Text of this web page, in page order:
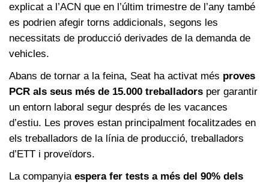
explicat a l’ACN que en l’últim trimestre de l’any també
es podrien afegir torns addicionals, segons les
necessitats de producció derivades de la demanda de
vehicles.
Abans de tornar a la feina, Seat ha activat més proves
PCR als seus més de 15.000 treballadors per garantir
un entorn laboral segur després de les vacances
d’estiu. Les proves estan principalment focalitzades en
els treballadors de la línia de producció, treballadors
d’ETT i proveïdors.
La companyia espera fer tests a més del 90% dels